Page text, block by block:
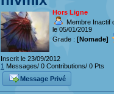
Hors Ligne
Membre Inactif
le 05/01/2019
Grade : [Nomade]
Inscrit le 23/09/2012
1 Messages/ 0 Contributions/ 0 Pts
Message Privé